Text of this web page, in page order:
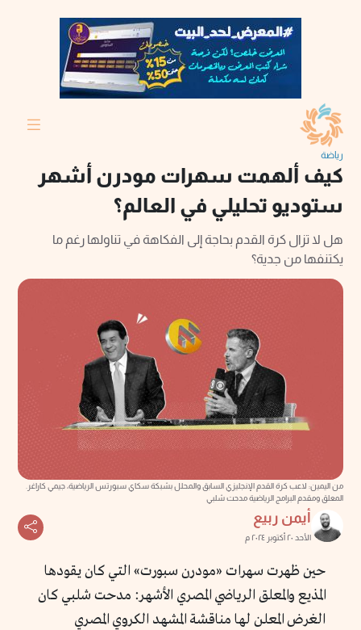
رياضة
كيف ألهمت سهرات مودرن أشهر
ستوديو تحليلي في العالم؟
هل لا تزال كرة القدم بحاجة إلى الفكاهة في تناولها رغم ما
يكتنفها من جدية؟
من اليمين: لاعب كرة القدم الإنجليزي السابق والمحلل بشبكة سكاي سبورتس الرياضية، جيمي كاراغر.
المعلق ومقدم البرامج الرياضية مدحت شلبي
أيمن ربيع
الأحد ٢٠ أكتوبر ٢٠٢٤ م
حين ظهرت سهرات «مودرن سبورت» التي كان يقودها
المذيع والمعلق الرياضي المصري الأشهر: مدحت شلبي كان
الغرض المعلن لها مناقشة المشهد الكروي المصري